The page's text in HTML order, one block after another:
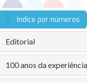
Índice por números
Editorial
100 anos da